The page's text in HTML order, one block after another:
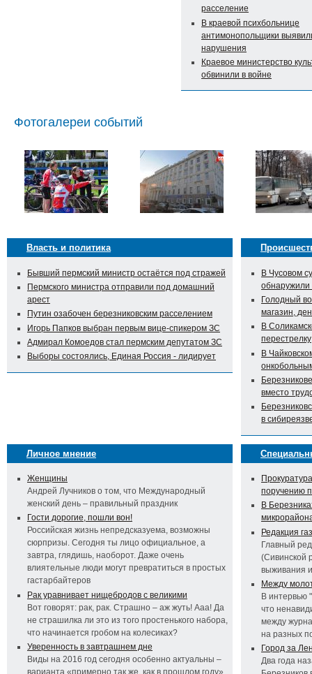
расселение
В краевой психбольнице
антимонопольщики
нарушения
Краевое министерство
обвинили в войне
Фотогалереи событий
Власть и политика
Бывший пермский министр остаётся под стражей
Пермского министра отправили под домашний
арест
Путин озабочен березниковским расселением
Игорь Папков выбран первым вице-спикером ЗС
Адмирал Комоедов стал пермским депутатом ЗС
Выборы состоялись, Единая Россия - лидирует
В Чусовом
Голодный
магазин,
В
перестрелку
В
вместо
в
Личное мнение
Женщины
Андрей Лучников о том, что Международный
женский день – правильный праздник
Гости дорогие, пошли вон!
Российская жизнь непредсказуема, возможны
сюрпризы. Сегодня ты лицо официальное, а
завтра, глядишь, наоборот. Даже очень
влиятельные люди могут превратиться в простых
гастарбайтеров
Рак уравнивает нищебродов с великими
Вот говорят: рак, рак. Страшно – аж жуть! Ааа! Да
не страшилка ли это из того простенького набора,
что начинается гробом на колесиках?
Уверенность в завтрашнем дне
Виды на 2016 год сегодня особенно актуальны –
варианта «примерно так же, как в прошлом году»
поручению
В
Редакция
Главный
(Сивинской
выживания
Между
В интервью
что
между
на разных
Город за
Два года